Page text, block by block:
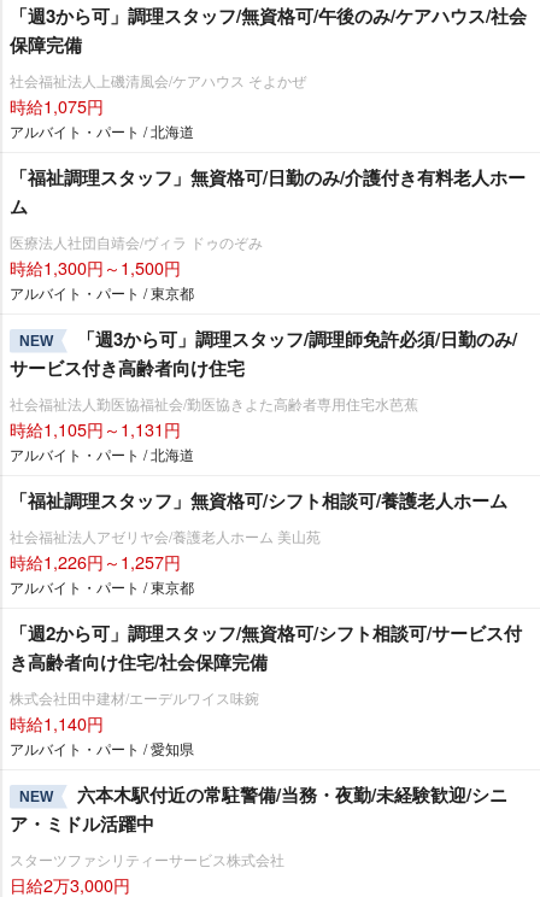
「週3から可」調理スタッフ/無資格可/午後のみ/ケアハウス/社会
保障完備
社会福祉法人上磯清風会/ケアハウス そよかぜ
時給1,075円
アルバイト・パート / 北海道
「福祉調理スタッフ」無資格可/日勤のみ/介護付き有料老人ホー
ム
医療法人社団自靖会/ヴィラ ドゥのぞみ
時給1,300円～1,500円
アルバイト・パート / 東京都
NEW
「週3から可」調理スタッフ/調理師免許必須/日勤のみ/
サービス付き高齢者向け住宅
社会福祉法人勤医協福祉会/勤医協きよた高齢者専用住宅水芭蕉
時給1,105円～1,131円
アルバイト・パート / 北海道
「福祉調理スタッフ」無資格可/シフト相談可/養護老人ホーム
社会福祉法人アゼリヤ会/養護老人ホーム 美山苑
時給1,226円～1,257円
アルバイト・パート / 東京都
「週2から可」調理スタッフ/無資格可/シフト相談可/サービス付
き高齢者向け住宅/社会保障完備
株式会社田中建材/エーデルワイス味鋺
時給1,140円
アルバイト・パート / 愛知県
NEW
六本木駅付近の常駐警備/当務・夜勤/未経験歓迎/シニ
ア・ミドル活躍中
スターツファシリティーサービス株式会社
日給2万3,000円